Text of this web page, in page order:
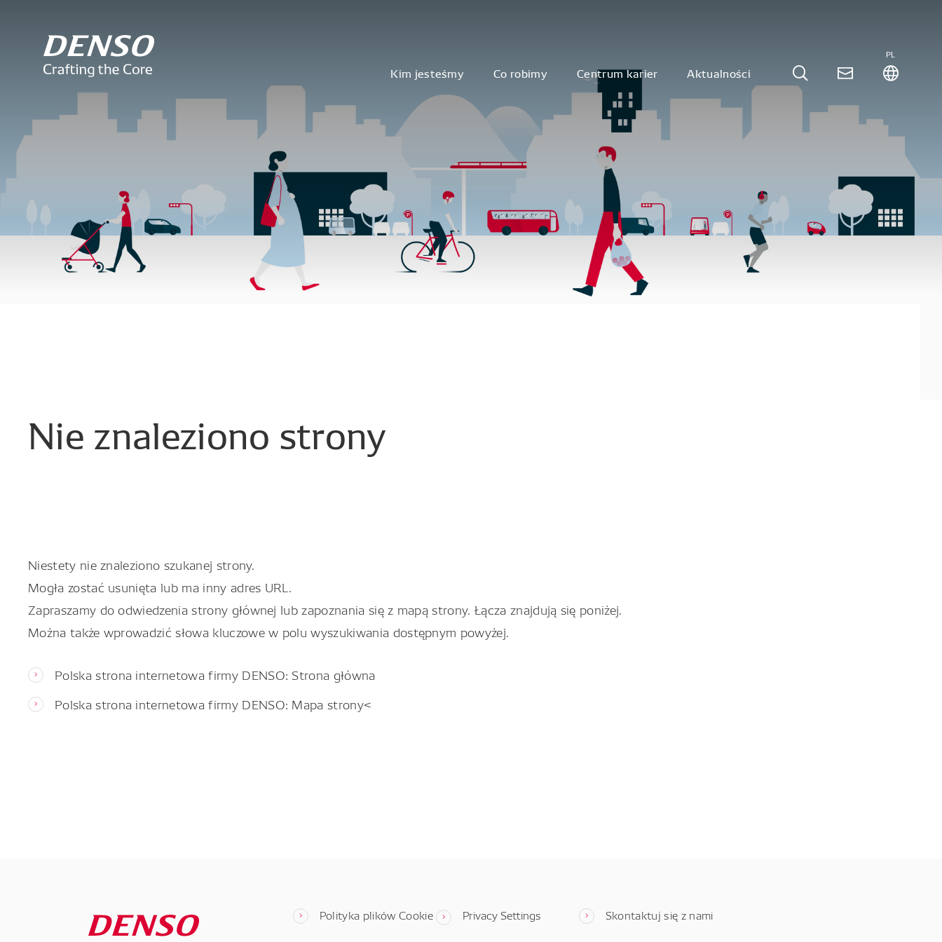
Kim jesteśmy Co robimy Centrum karier Aktualności
PL
Nie znaleziono strony
Niestety nie znaleziono szukanej strony.
Mogła zostać usunięta lub ma inny adres URL.
Zapraszamy do odwiedzenia strony głównej lub zapoznania się z mapą strony. Łącza znajdują się poniżej.
Można także wprowadzić słowa kluczowe w polu wyszukiwania dostępnym powyżej.
Polska strona internetowa firmy DENSO: Strona główna
Polska strona internetowa firmy DENSO: Mapa strony<
Polityka plików Cookie Privacy Settings Skontaktuj się z nami